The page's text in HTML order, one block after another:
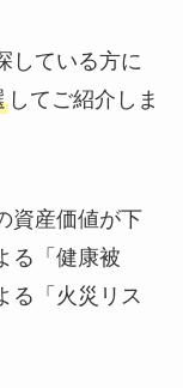
している方に
してご紹介しま
資産価値が下
る「健康被
る「火災リス